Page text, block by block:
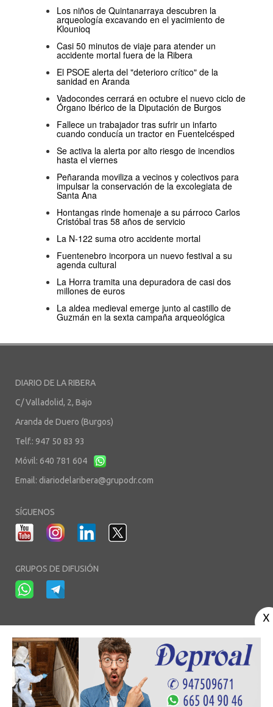
Los niños de Quintanarraya descubren la
arqueología excavando en el yacimiento de
Klounioq
Casi 50 minutos de viaje para atender un
accidente mortal fuera de la Ribera
El PSOE alerta del "deterioro crítico" de la
sanidad en Aranda
Vadocondes cerrará en octubre el nuevo ciclo de
Órgano Ibérico de la Diputación de Burgos
Fallece un trabajador tras sufrir un infarto
cuando conducía un tractor en Fuentelcésped
Se activa la alerta por alto riesgo de incendios
hasta el viernes
Peñaranda moviliza a vecinos y colectivos para
impulsar la conservación de la excolegiata de
Santa Ana
Hontangas rinde homenaje a su párroco Carlos
Cristóbal tras 58 años de servicio
La N-122 suma otro accidente mortal
Fuentenebro incorpora un nuevo festival a su
agenda cultural
La Horra tramita una depuradora de casi dos
millones de euros
La aldea medieval emerge junto al castillo de
Guzmán en la sexta campaña arqueológica
DIARIO DE LA RIBERA
C/ Valladolid, 2, Bajo
Aranda de Duero (Burgos)
Telf.: 947 50 83 93
Móvil: 640 781 604
Email: diariodelaribera@grupodr.com
SÍGUENOS
GRUPOS DE DIFUSIÓN
Aviso Legal-Política de Privacidad- Política de Cookies-Área privada